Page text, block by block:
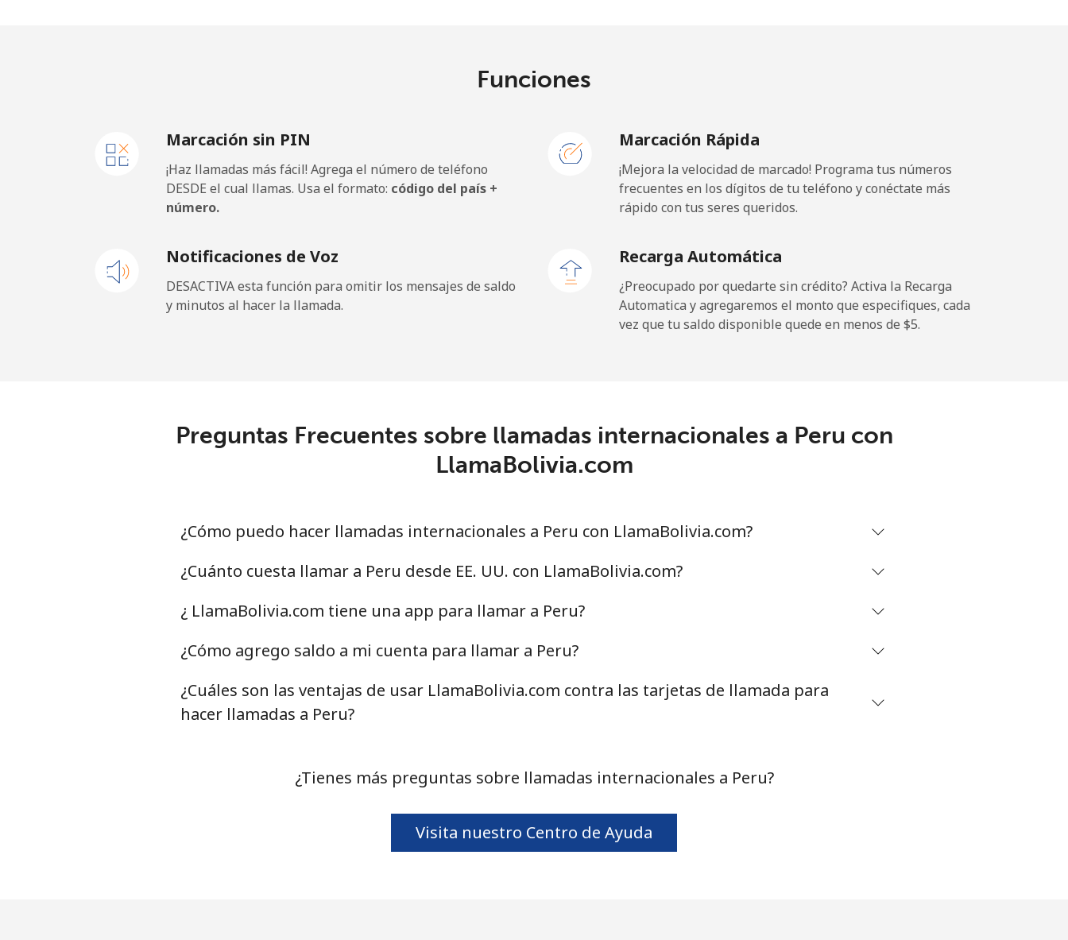
Celular 36 min por ⁦$10⁩
Papua New Guinea
Celular 5 min por ⁦$10⁩
Paraguay
Peru
665 min por ⁦$10⁩
Línea fija ⁦29.9c⁩ 33 min por ⁦$10⁩
Celular ⁦18.9c⁩ 52 min por ⁦$10⁩
Poland
⁦2.5c⁩ 400 min por ⁦$10⁩
Funciones
Marcación sin PIN
¡Haz llamadas más fácil! Agrega el número de teléfono
DESDE el cual llamas. Usa el formato: código del país +
número.
Marcación Rápida
¡Mejora la velocidad de marcado! Programa tus números
frecuentes en los dígitos de tu teléfono y conéctate más
rápido con tus seres queridos.
Notificaciones de Voz
DESACTIVA esta función para omitir los mensajes de saldo
y minutos al hacer la llamada.
Recarga Automática
¿Preocupado por quedarte sin crédito? Activa la Recarga
Automatica y agregaremos el monto que especifiques, cada
vez que tu saldo disponible quede en menos de ⁦$5⁩.
Preguntas Frecuentes sobre llamadas internacionales a Peru con
LlamaBolivia.com
¿Cómo puedo hacer llamadas internacionales a Peru con LlamaBolivia.com?
¿Cuánto cuesta llamar a Peru desde EE. UU. con LlamaBolivia.com?
¿ LlamaBolivia.com tiene una app para llamar a Peru?
¿Cómo agrego saldo a mi cuenta para llamar a Peru?
¿Cuáles son las ventajas de usar LlamaBolivia.com contra las tarjetas de llamada para
hacer llamadas a Peru?
¿Tienes más preguntas sobre llamadas internacionales a Peru?
Visita nuestro Centro de Ayuda